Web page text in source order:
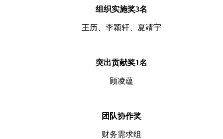
组织实施奖3名
王历、李颖轩、夏靖宇
突出贡献奖1名
顾凌蕴
团队协作奖
财务需求组